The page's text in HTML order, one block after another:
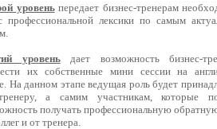
уровеньпередает бизнес-тренерам
профессиональной лексики по самым
уровеньдает возможность бизнес-
их собственные мини сессии на
На данном этапе ведущая роль будет
а самим участникам, которые
получать профессиональную
и от тренера.